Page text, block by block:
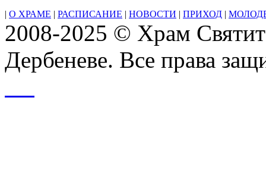
| О ХРАМЕ | РАСПИСАНИЕ | НОВОСТИ | ПРИХОД |
2008-2025 © Храм
Дербеневе. Все права